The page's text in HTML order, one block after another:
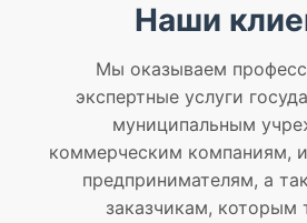
Наши
Мы оказываем
экспертные услуги
муниципальным
коммерческим компаниям,
предпринимателям, а
заказчикам, которым